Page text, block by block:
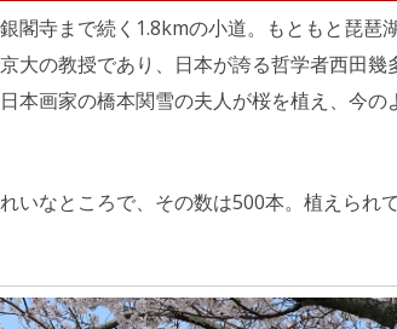
閣寺まで続く1.8kmの小道。もともと琵琶
大の教授であり、日本が誇る哲学者西田幾
本画家の橋本関雪の夫人が桜を植え、今
いなところで、その数は500本。植えられ